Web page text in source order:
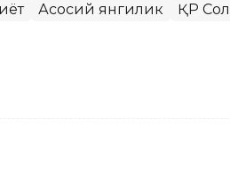
Асосий янгилик
ҚР